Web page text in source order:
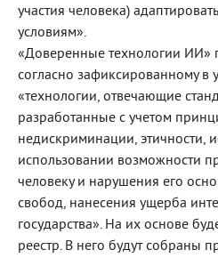
участия человека)
условиям».
«Доверенные технологии ИИ»
согласно зафиксированному в
«технологии, отвечающие
разработанные с учетом
недискриминации,
использовании возможности
человеку и нарушения его
свобод, нанесения ущерба
государства». На их основе
реестр. В него будут собраны